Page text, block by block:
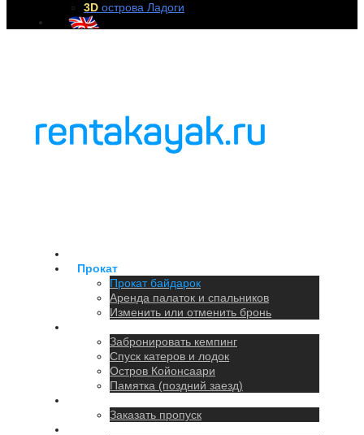
3D острова Ладоги
Прокат
Прокат байдарок
Аренда палаток и спальников
Изменить или отменить бронь
Забронировать кемпинг
Спуск катеров и лодок
Остров Койонсаари
Памятка (поздний заезд)
Заказать пропуск